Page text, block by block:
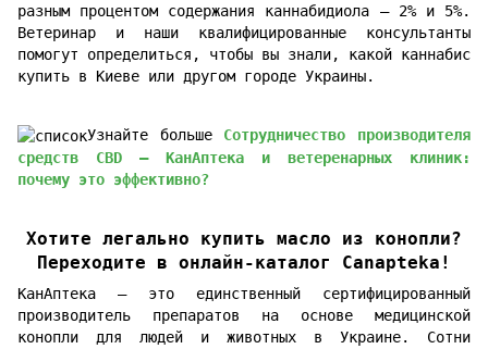
разным процентом содержания каннабидиола — 2% и 5%.
Ветеринар и наши квалифицированные консультанты
помогут определиться, чтобы вы знали, какой каннабис
купить в Киеве или другом городе Украины.
Узнайте больше Сотрудничество производителя
средств CBD – КанАптека и ветеренарных клиник:
почему это эффективно?
Хотите легально купить масло из конопли?
Переходите в онлайн-каталог Canapteka!
КанАптека — это единственный сертифицированный
производитель препаратов на основе медицинской
конопли для людей и животных в Украине. Сотни